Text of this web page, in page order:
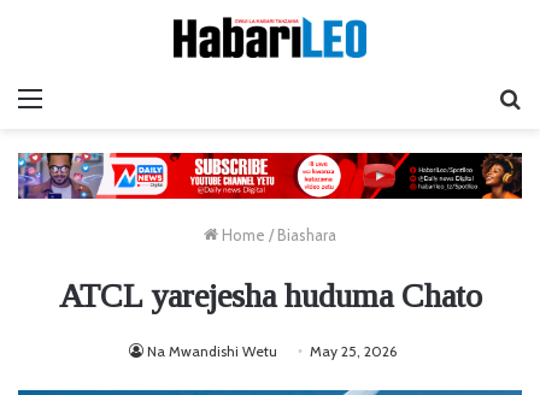
Home / Biashara
ATCL yarejesha huduma Chato
Na Mwandishi Wetu May 25, 2026